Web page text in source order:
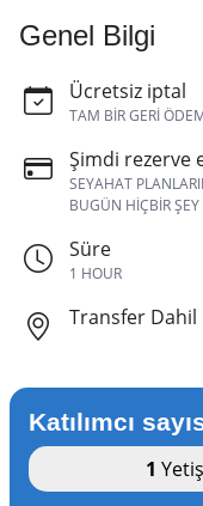
Genel Bilgi
Ücretsiz iptal
TAM BIR GERI
Şimdi rezerve
SEYAHAT
BUGÜN HIÇBIR
Süre
1 HOUR
Transfer Dahil
Katılımcı
1